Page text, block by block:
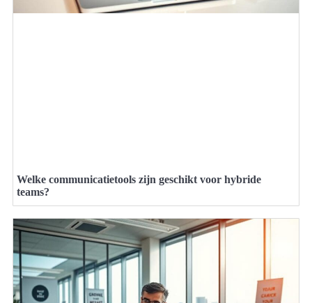
Welke communicatietools zijn geschikt voor hybride
teams?